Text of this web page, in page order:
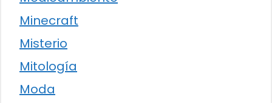
Minecraft
Misterio
Mitología
Moda